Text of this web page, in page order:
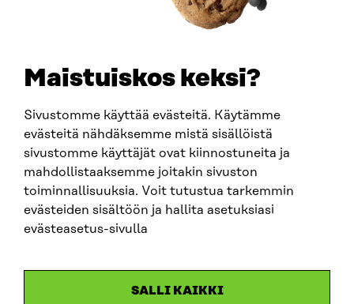
Maistuiskos keksi?
Sivustomme käyttää evästeitä. Käytämme
evästeitä nähdäksemme mistä sisällöistä
sivustomme käyttäjät ovat kiinnostuneita ja
mahdollistaaksemme joitakin sivuston
toiminnallisuuksia. Voit tutustua tarkemmin
evästeiden sisältöön ja hallita asetuksiasi
evästeasetus-sivulla
SALLI KAIKKI
SITRA SOSIAALISESSA MEDIASSA
LinkedIn
Instagram
YouTube